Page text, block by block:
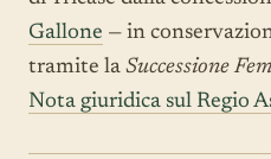
Gallone — in
tramite la Successione
Nota giuridica sul Regio